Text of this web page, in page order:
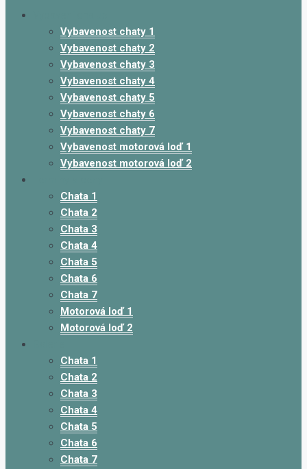
Vybavenost chaty 1
Vybavenost chaty 2
Vybavenost chaty 3
Vybavenost chaty 4
Vybavenost chaty 5
Vybavenost chaty 6
Vybavenost chaty 7
Vybavenost motorová loď 1
Vybavenost motorová loď 2
Chata 1
Chata 2
Chata 3
Chata 4
Chata 5
Chata 6
Chata 7
Motorová loď 1
Motorová loď 2
Chata 1
Chata 2
Chata 3
Chata 4
Chata 5
Chata 6
Chata 7